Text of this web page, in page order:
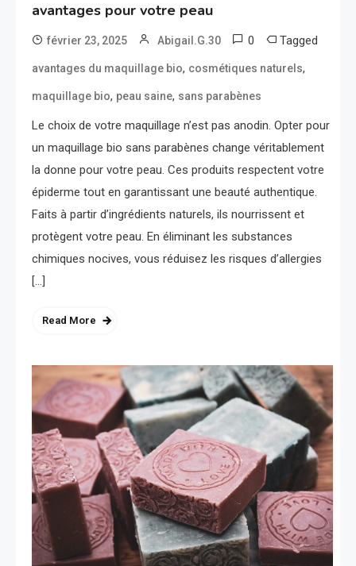
avantages pour votre peau
février 23, 2025 Abigail.G.30 0 Tagged
avantages du maquillage bio, cosmétiques naturels,
maquillage bio, peau saine, sans parabènes
Le choix de votre maquillage n’est pas anodin. Opter pour
un maquillage bio sans parabènes change véritablement
la donne pour votre peau. Ces produits respectent votre
épiderme tout en garantissant une beauté authentique.
Faits à partir d’ingrédients naturels, ils nourrissent et
protègent votre peau. En éliminant les substances
chimiques nocives, vous réduisez les risques d’allergies
[…]
Read More